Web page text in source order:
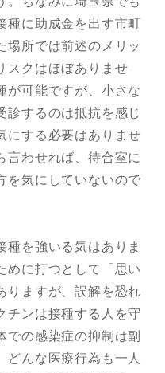
種に助成金を出す市町
場所では前述のメリッ
スクはほぼありませ
が可能ですが、小さな
診するのは抵抗を感じ
にする必要はありませ
言わせれば、待合室に
を気にしていないので
種を強いる気はありま
めに打つとして「思い
りますが、誤解を恐れ
チンは接種する人を守
での感染症の抑制は副
どんな医療行為も一人